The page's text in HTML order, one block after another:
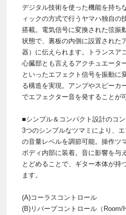
デジタル技術を使った機能を持ち
ィックの方式で行うヤマハ独自
搭載。電気信号に変換された弦振
状態で、裏板の内側に設置された
器）に伝えられます。トランス
心臓部とも言えるアクチュエータ
といったエフェクト信号を振動に
る構造を実現。アンプやスピーカ
でエフェクター音を発することが
■シンプル＆コンパクト設計のコ
3つのシンプルなツマミにより、
の音量レベルを調節可能。操作ツ
ボディ内部に装着。音に影響を与
とどめることで、ギター本体が持
ます。
(A)コーラスコントロール
(B)リバーブコントロール（Room/